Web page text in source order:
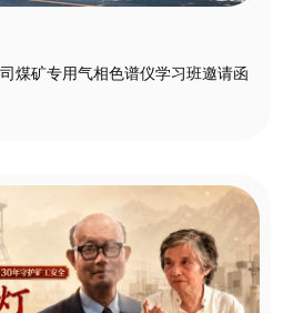
煤矿专用气相色谱仪学习班邀请函